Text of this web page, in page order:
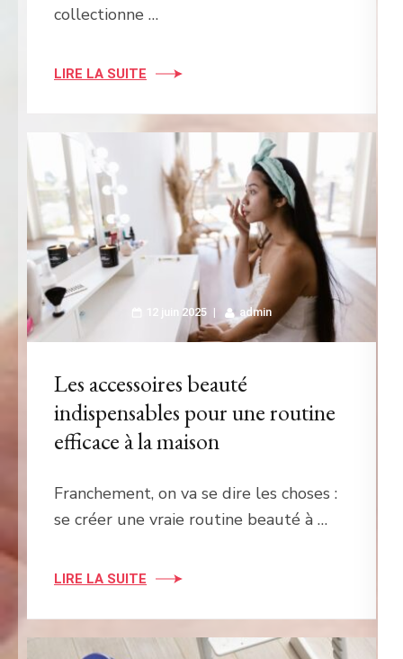
collectionne …
LIRE LA SUITE
12 juin 2025 admin
Les accessoires beauté
indispensables pour une routine
efficace à la maison
Franchement, on va se dire les choses :
se créer une vraie routine beauté à …
LIRE LA SUITE